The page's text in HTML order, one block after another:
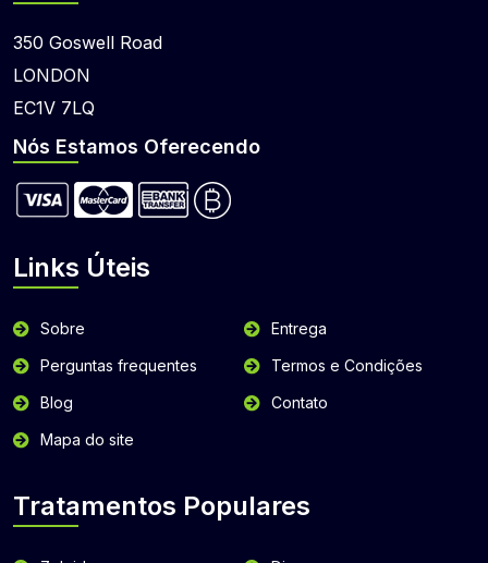
350 Goswell Road
LONDON
EC1V 7LQ
Nós Estamos Oferecendo
Links Úteis
Sobre
Entrega
Perguntas frequentes
Termos e Condições
Blog
Contato
Mapa do site
Tratamentos Populares